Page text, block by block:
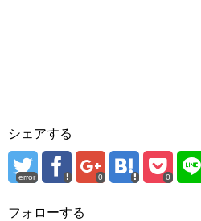
シェアする
error 0 0
フォローする